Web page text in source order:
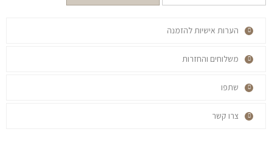
הערות אישיות להזמנה
משלוחים והחזרות
שתפו
צרו קשר